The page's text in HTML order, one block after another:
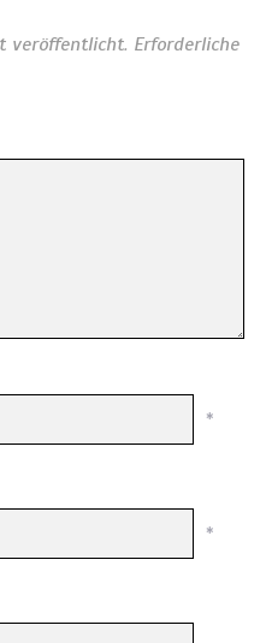
veröffentlicht. Erforderliche
*
*